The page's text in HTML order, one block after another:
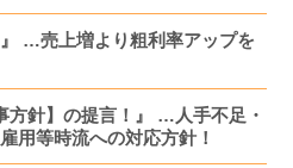
』 …売上増より粗利率アップを
方針】の提言！』 …人手不足・
用等時流への対応方針！